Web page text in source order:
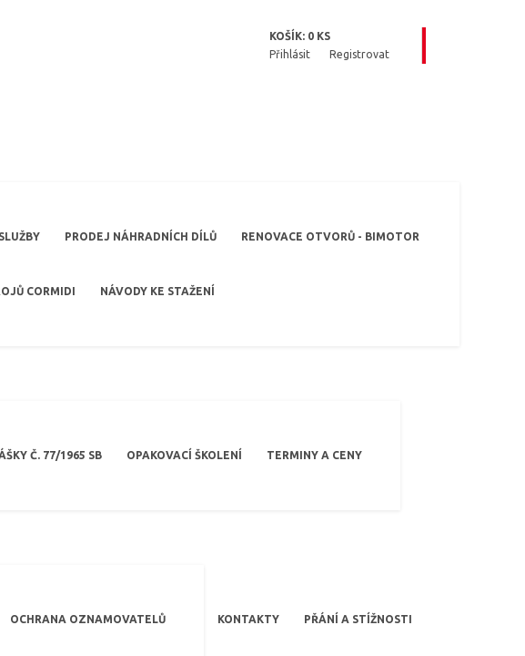
KOŠÍK: 0 KS
Přihlásit
Registrovat
PRODEJ NÁHRADNÍCH DÍLŮ RENOVACE OTVORŮ - BIMOTOR
CORMIDI NÁVODY KE STAŽENÍ
Č. 77/1965 SB OPAKOVACÍ ŠKOLENÍ TERMINY A CENY
OCHRANA OZNAMOVATELŮ KONTAKTY PŘÁNÍ A STÍŽNOSTI